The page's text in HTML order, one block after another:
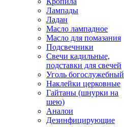
Лампады
Ладан
Масло лампадное
Масло для помазания
Подсвечники
Свечи кадильные,
подставки для свечей
Уголь богослужебный
Наклейки церковные
Гайтаны (шнурки на
шею)
Аналои
Дезинфицирующие